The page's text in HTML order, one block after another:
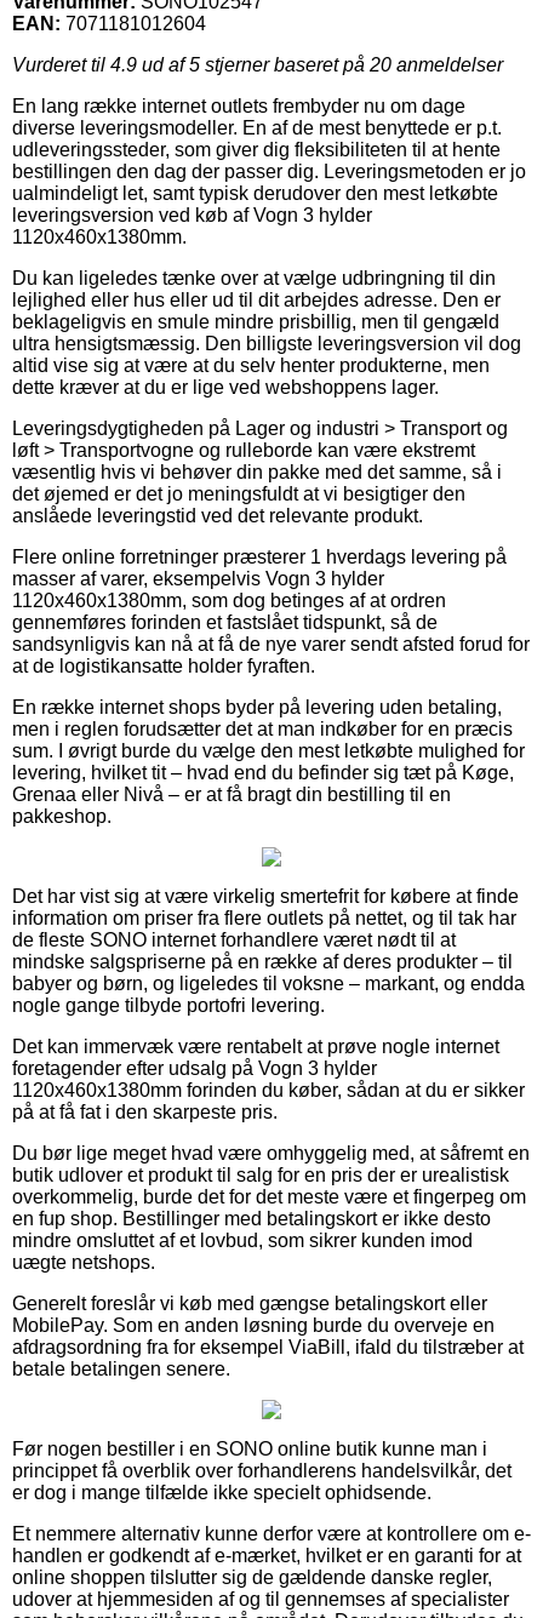
EAN: 7071181012604
Vurderet til 4.9 ud af 5 stjerner baseret på 20 anmeldelser
En lang række internet outlets frembyder nu om dage
diverse leveringsmodeller. En af de mest benyttede er p.t.
udleveringssteder, som giver dig fleksibiliteten til at hente
bestillingen den dag der passer dig. Leveringsmetoden er jo
ualmindeligt let, samt typisk derudover den mest letkøbte
leveringsversion ved køb af Vogn 3 hylder
1120x460x1380mm.
Du kan ligeledes tænke over at vælge udbringning til din
lejlighed eller hus eller ud til dit arbejdes adresse. Den er
beklageligvis en smule mindre prisbillig, men til gengæld
ultra hensigtsmæssig. Den billigste leveringsversion vil dog
altid vise sig at være at du selv henter produkterne, men
dette kræver at du er lige ved webshoppens lager.
Leveringsdygtigheden på Lager og industri > Transport og
løft > Transportvogne og rulleborde kan være ekstremt
væsentlig hvis vi behøver din pakke med det samme, så i
det øjemed er det jo meningsfuldt at vi besigtiger den
anslåede leveringstid ved det relevante produkt.
Flere online forretninger præsterer 1 hverdags levering på
masser af varer, eksempelvis Vogn 3 hylder
1120x460x1380mm, som dog betinges af at ordren
gennemføres forinden et fastslået tidspunkt, så de
sandsynligvis kan nå at få de nye varer sendt afsted forud for
at de logistikansatte holder fyraften.
En række internet shops byder på levering uden betaling,
men i reglen forudsætter det at man indkøber for en præcis
sum. I øvrigt burde du vælge den mest letkøbte mulighed for
levering, hvilket tit – hvad end du befinder sig tæt på Køge,
Grenaa eller Nivå – er at få bragt din bestilling til en
pakkeshop.
Det har vist sig at være virkelig smertefrit for købere at finde
information om priser fra flere outlets på nettet, og til tak har
de fleste SONO internet forhandlere været nødt til at
mindske salgspriserne på en række af deres produkter – til
babyer og børn, og ligeledes til voksne – markant, og endda
nogle gange tilbyde portofri levering.
Det kan immervæk være rentabelt at prøve nogle internet
foretagender efter udsalg på Vogn 3 hylder
1120x460x1380mm forinden du køber, sådan at du er sikker
på at få fat i den skarpeste pris.
Du bør lige meget hvad være omhyggelig med, at såfremt en
butik udlover et produkt til salg for en pris der er urealistisk
overkommelig, burde det for det meste være et fingerpeg om
en fup shop. Bestillinger med betalingskort er ikke desto
mindre omsluttet af et lovbud, som sikrer kunden imod
uægte netshops.
Generelt foreslår vi køb med gængse betalingskort eller
MobilePay. Som en anden løsning burde du overveje en
afdragsordning fra for eksempel ViaBill, ifald du tilstræber at
betale betalingen senere.
Før nogen bestiller i en SONO online butik kunne man i
princippet få overblik over forhandlerens handelsvilkår, det
er dog i mange tilfælde ikke specielt ophidsende.
Et nemmere alternativ kunne derfor være at kontrollere om e-
handlen er godkendt af e-mærket, hvilket er en garanti for at
online shoppen tilslutter sig de gældende danske regler,
udover at hjemmesiden af og til gennemses af specialister